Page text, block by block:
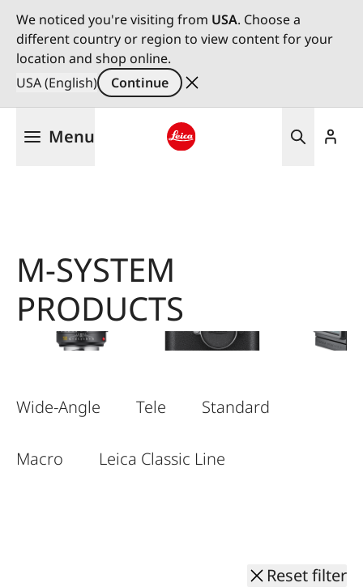
We noticed you're visiting from USA. Choose a
different country or region to view content for your
location and shop online.
USA (English)
Continue
Menu
M-SYSTEM
PRODUCTS
篩
選
品
System
Image Image
Wide-Angle Tele Standard
Macro Leica Classic Line
Reset filter